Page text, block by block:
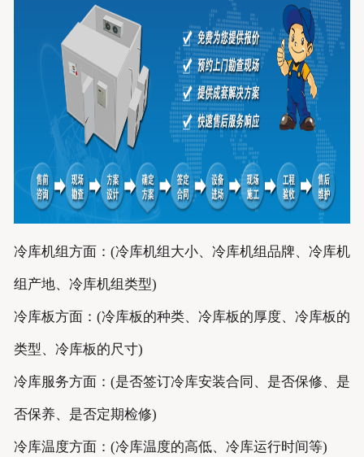
冷库机组方面：(冷库机组大小、冷库机组品牌、冷库机
组产地、冷库机组类型)
冷库板方面：(冷库板的种类、冷库板的厚度、冷库板的
类型、冷库板的尺寸)
冷库服务方面：(是否签订冷库安装合同、是否保修、是
否保养、是否定期检修)
冷库温度方面：(冷库温度的高低、冷库运行时间等)